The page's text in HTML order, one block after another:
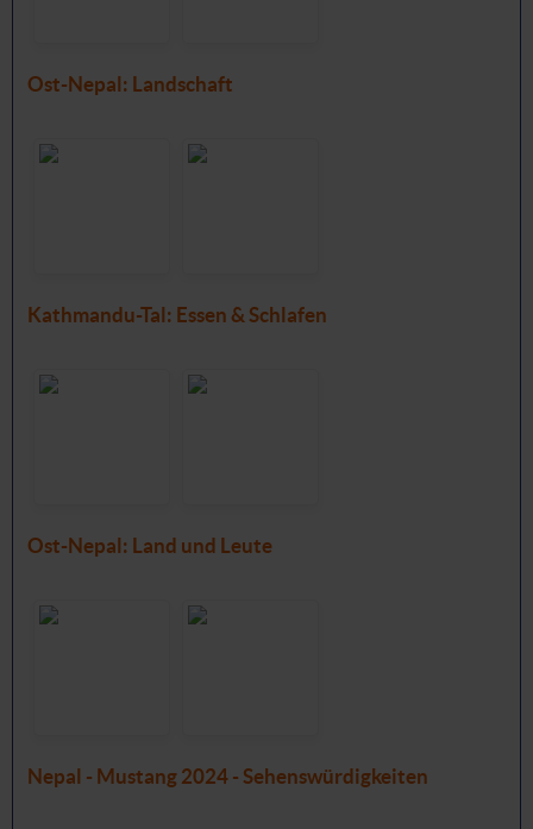
Ost-Nepal: Landschaft
Kathmandu-Tal: Essen & Schlafen
Ost-Nepal: Land und Leute
Nepal - Mustang 2024 - Sehenswürdigkeiten